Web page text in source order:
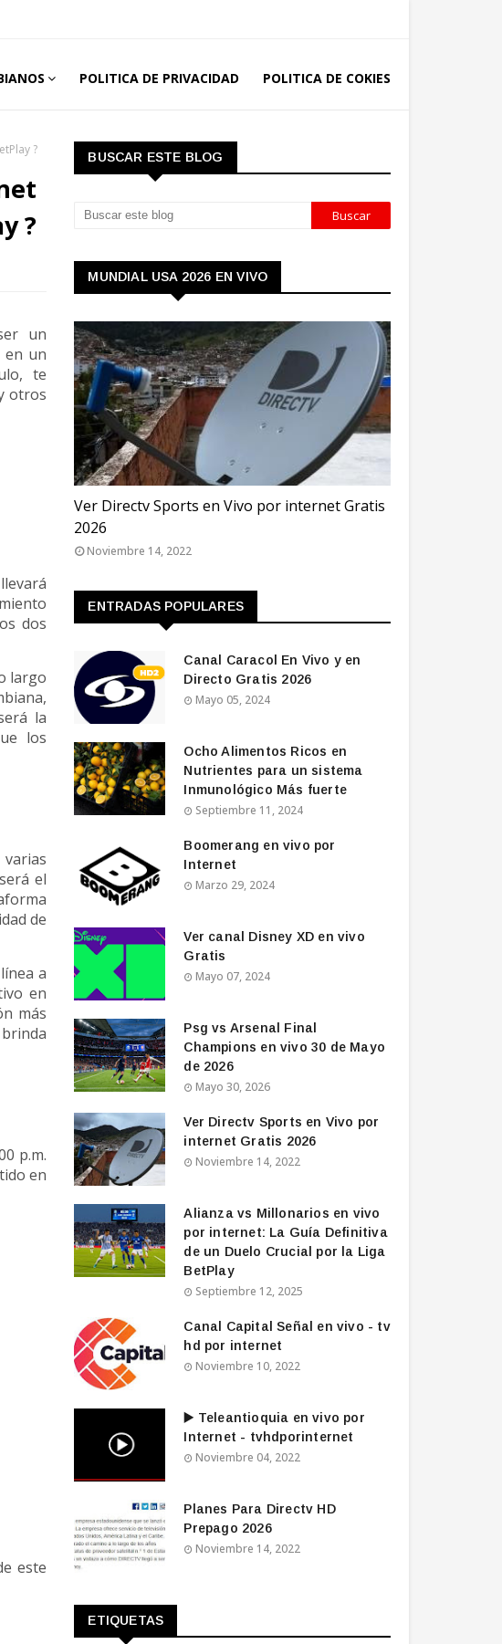
POLITICA DE PRIVACIDAD POLITICA DE COKIES
?
?
un
en un
te
otros
dos
largo
la
los
el
de
a
en
más
p.m.
en
este
BUSCAR ESTE BLOG
MUNDIAL USA 2026 EN VIVO
Ver Directv Sports en Vivo por internet Gratis
2026
Noviembre 14, 2022
ENTRADAS POPULARES
Canal Caracol En Vivo y en
Directo Gratis 2026
Mayo 05, 2024
Ocho Alimentos Ricos en
Nutrientes para un sistema
Inmunológico Más fuerte
Septiembre 11, 2024
Boomerang en vivo por
Internet
Marzo 29, 2024
Ver canal Disney XD en vivo
Gratis
Mayo 07, 2024
Psg vs Arsenal Final
Champions en vivo 30 de Mayo
de 2026
Mayo 30, 2026
Ver Directv Sports en Vivo por
internet Gratis 2026
Noviembre 14, 2022
Alianza vs Millonarios en vivo
por internet: La Guía Definitiva
de un Duelo Crucial por la Liga
BetPlay
Septiembre 12, 2025
Canal Capital Señal en vivo - tv
hd por internet
Noviembre 10, 2022
▶️ Teleantioquia en vivo por
Internet - tvhdporinternet
Noviembre 04, 2022
Planes Para Directv HD
Prepago 2026
Noviembre 14, 2022
ETIQUETAS